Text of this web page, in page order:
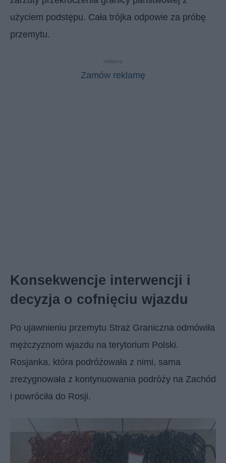
użyciem podstępu. Cała trójka odpowie za próbę
przemytu.
reklama
Zamów reklamę
Konsekwencje interwencji i
decyzja o cofnięciu wjazdu
Po ujawnieniu przemytu Straż Graniczna odmówiła
mężczyznom wjazdu na terytorium Polski.
Rosjanka, która podróżowała z nimi, sama
zrezygnowała z kontynuowania podróży na Zachód
i powróciła do Rosji.